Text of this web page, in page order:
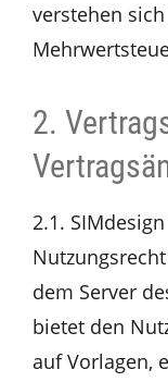
verstehen
2.
2.1.
dem Server
bietet den
auf Vorlagen,